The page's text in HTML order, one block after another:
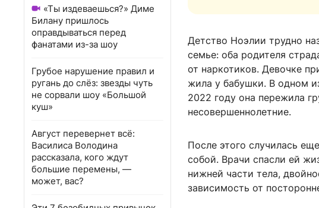
«Ты издеваешься?» Диме
Билану пришлось
оправдываться перед
фанатами из-за шоу
Грубое нарушение правил и
ругань до слёз: звезды чуть
не сорвали шоу «Большой
куш»
Август перевернет всё:
Василиса Володина
рассказала, кого ждут
большие перемены, —
может, вас?
Детство Ноэлии трудно
семье: оба родителя
от наркотиков. Девочке
жила у бабушки. В одном
2022 году она пережила
несовершеннолетние.
После этого случилась
собой. Врачи спасли ей
нижней части тела,
зависимость от